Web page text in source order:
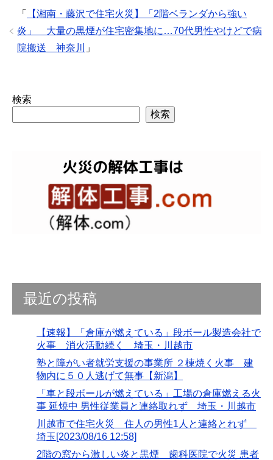
「
【湘南・藤沢で住宅火災】「2階ベランダから強い
炎」 大量の黒煙が住宅密集地に…70代男性やけどで病
院搬送 神奈川
」
検索
検索
最近の投稿
【速報】「倉庫が燃えている」段ボール製造会社で
火事 消火活動続く 埼玉・川越市
塾と障がい者就労支援の事業所 ２棟焼く火事 建
物内に５０人逃げて無事【新潟】
「車と段ボールが燃えている」工場の倉庫燃える火
事 延焼中 男性従業員と連絡取れず 埼玉・川越市
川越市で住宅火災 住人の男性1人と連絡とれず
埼玉[2023/08/16 12:58]
2階の窓から激しい炎と黒煙 歯科医院で火災 患者